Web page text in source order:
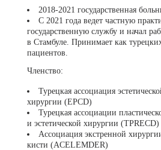
2018-2021 государственная
С 2021 года ведет частную
государственную службу и начал
в Стамбуле. Принимает как
пациентов.
Членство:
Турецкая ассоциация
хирургии (EPCD)
Турецкая ассоциации
и эстетической хирургии (TPRECD)
Ассоциация экстренной
кисти (ACELEMDER)